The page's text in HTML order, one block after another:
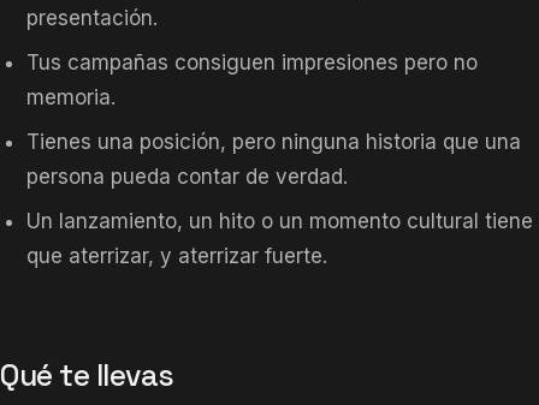
presentación.
Tus campañas consiguen impresiones pero no
memoria.
Tienes una posición, pero ninguna historia que una
persona pueda contar de verdad.
Un lanzamiento, un hito o un momento cultural tiene
que aterrizar, y aterrizar fuerte.
Qué te llevas